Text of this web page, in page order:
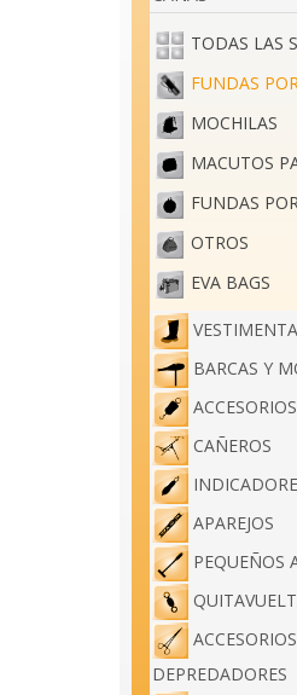
TODAS LAS
FUNDAS
MOCHILAS
MACUTOS
FUNDAS
OTROS
EVA BAGS
BARCAS Y
ACCESORIOS
CAÑEROS
APAREJOS
PEQUEÑOS
DEPREDADORES